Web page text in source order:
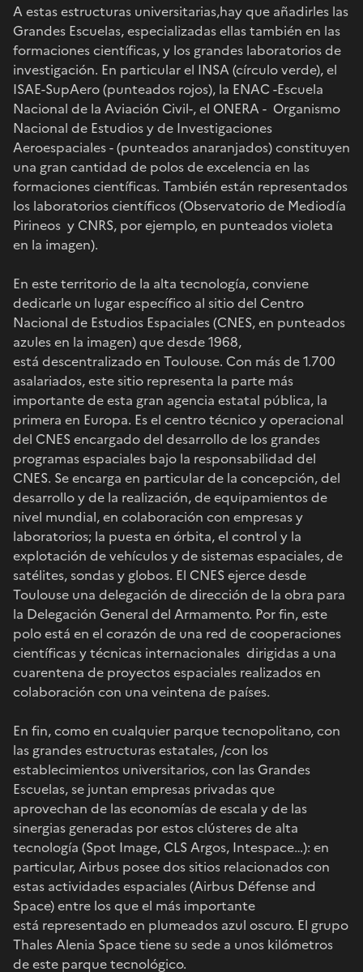
A estas estructuras universitarias,hay que añadirles las
Grandes Escuelas, especializadas ellas también en las
formaciones científicas, y los grandes laboratorios de
investigación. En particular el INSA (círculo verde), el
ISAE-SupAero (punteados rojos), la ENAC -Escuela
Nacional de la Aviación Civil-, el ONERA - Organismo
Nacional de Estudios y de Investigaciones
Aeroespaciales - (punteados anaranjados) constituyen
una gran cantidad de polos de excelencia en las
formaciones científicas. También están representados
los laboratorios científicos (Observatorio de Mediodía
Pirineos y CNRS, por ejemplo, en punteados violeta
en la imagen).
En este territorio de la alta tecnología, conviene
dedicarle un lugar específico al sitio del Centro
Nacional de Estudios Espaciales (CNES, en punteados
azules en la imagen) que desde 1968,
está descentralizado en Toulouse. Con más de 1.700
asalariados, este sitio representa la parte más
importante de esta gran agencia estatal pública, la
primera en Europa. Es el centro técnico y operacional
del CNES encargado del desarrollo de los grandes
programas espaciales bajo la responsabilidad del
CNES. Se encarga en particular de la concepción, del
desarrollo y de la realización, de equipamientos de
nivel mundial, en colaboración con empresas y
laboratorios; la puesta en órbita, el control y la
explotación de vehículos y de sistemas espaciales, de
satélites, sondas y globos. El CNES ejerce desde
Toulouse una delegación de dirección de la obra para
la Delegación General del Armamento. Por fin, este
polo está en el corazón de una red de cooperaciones
científicas y técnicas internacionales dirigidas a una
cuarentena de proyectos espaciales realizados en
colaboración con una veintena de países.
En fin, como en cualquier parque tecnopolitano, con
las grandes estructuras estatales, /con los
establecimientos universitarios, con las Grandes
Escuelas, se juntan empresas privadas que
aprovechan de las economías de escala y de las
sinergias generadas por estos clústeres de alta
tecnología (Spot Image, CLS Argos, Intespace…): en
particular, Airbus posee dos sitios relacionados con
estas actividades espaciales (Airbus Défense and
Space) entre los que el más importante
está representado en plumeados azul oscuro. El grupo
Thales Alenia Space tiene su sede a unos kilómetros
de este parque tecnológico.